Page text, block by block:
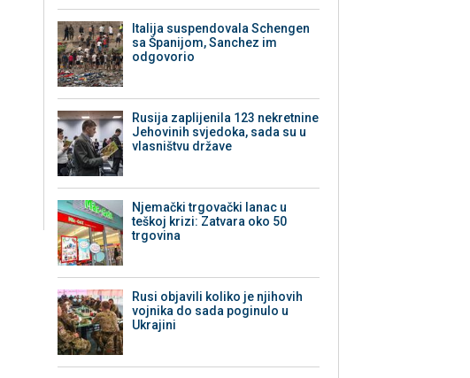
Italija suspendovala Schengen
sa Španijom, Sanchez im
odgovorio
Rusija zaplijenila 123 nekretnine
Jehovinih svjedoka, sada su u
vlasništvu države
Njemački trgovački lanac u
teškoj krizi: Zatvara oko 50
trgovina
Rusi objavili koliko je njihovih
vojnika do sada poginulo u
Ukrajini